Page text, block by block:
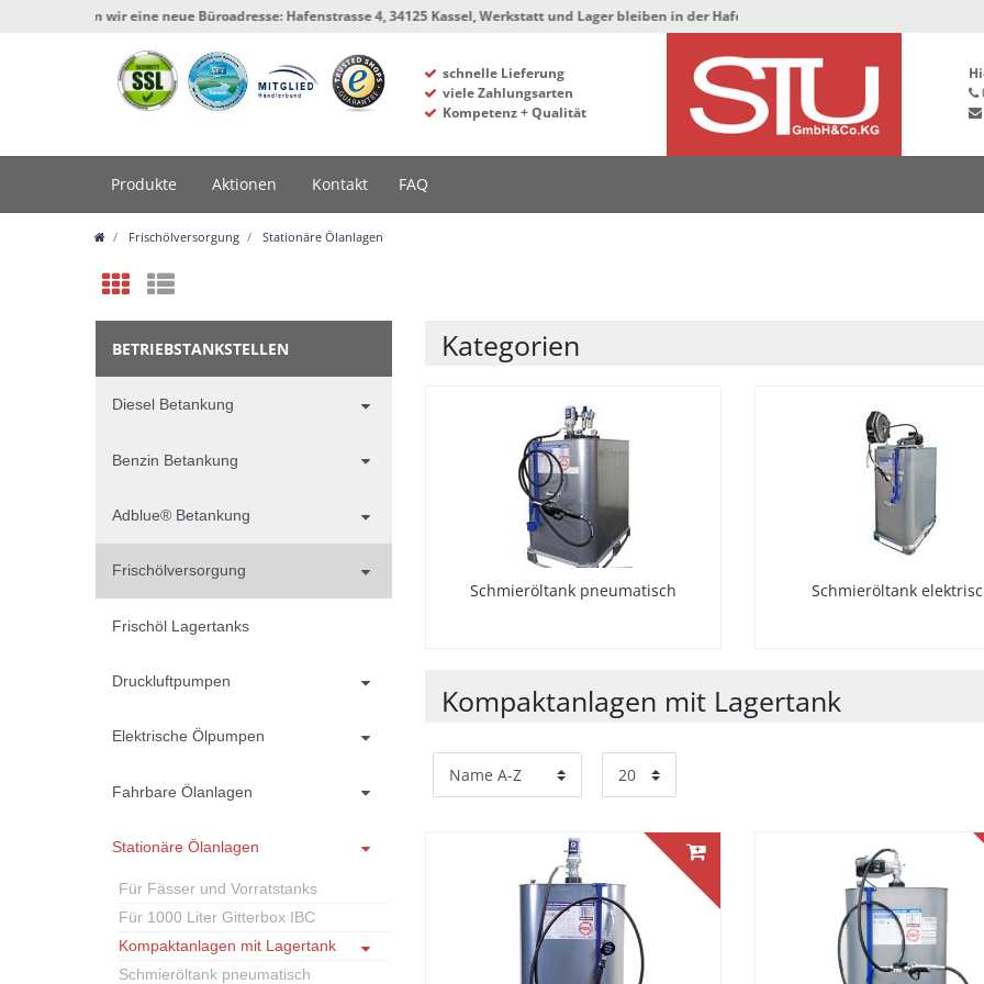
eine neue Büroadresse: Hafenstrasse 4, 34125 Kassel, Werkstatt und Lager bleiben in der Hafenstrasse 76, 34125 Kassel ***
schnelle Lieferung
viele Zahlungsarten
Kompetenz + Qualität
Produkte Aktionen Kontakt FAQ
Frischölversorgung Stationäre Ölanlagen
BETRIEBSTANKSTELLEN
Diesel Betankung
Benzin Betankung
Adblue® Betankung
Frischölversorgung
Frischöl Lagertanks
Druckluftpumpen
Elektrische Ölpumpen
Fahrbare Ölanlagen
Stationäre Ölanlagen
Für Fässer und Vorratstanks
Für 1000 Liter Gitterbox IBC
Kompaktanlagen mit Lagertank
Schmieröltank pneumatisch
Kategorien
Schmieröltank pneumatisch Schmieröltank
Kompaktanlagen mit Lagertank